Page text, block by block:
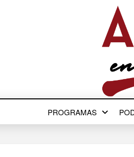
PROGRAMAS